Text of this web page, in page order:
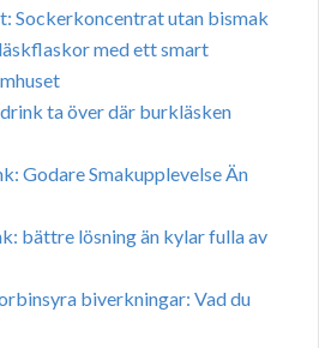
Sockerkoncentrat utan bismak
med ett smart
ta över där burkläsken
Godare Smakupplevelse Än
bättre lösning än kylar fulla av
biverkningar: Vad du